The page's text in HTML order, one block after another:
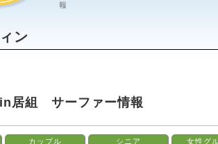
報
ン
居組 サーファー情報
カップル シニア 女性グ